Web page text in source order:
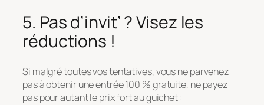
5. Pas d’invit’ ? Visez les
réductions !
Si malgré toutes vos tentatives, vous ne parvenez
pas à obtenir une entrée 100 % gratuite, ne payez
pas pour autant le prix fort au guichet :